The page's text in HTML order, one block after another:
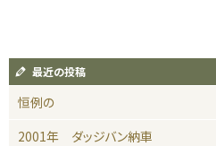
最近の投稿
恒例の
2001年 ダッジバン納車